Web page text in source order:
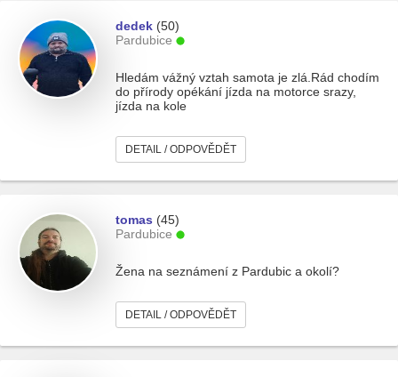
dedek (50)
Pardubice
Hledám vážný vztah samota je zlá.Rád chodím
do přírody opékání jízda na motorce srazy,
jízda na kole
DETAIL / ODPOVĚDĚT
tomas (45)
Pardubice
Žena na seznámení z Pardubic a okolí?
DETAIL / ODPOVĚDĚT